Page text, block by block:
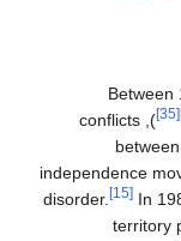
), conflicts
independence
disorder.
[15]In